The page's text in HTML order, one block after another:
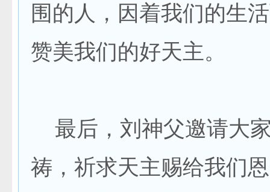
围的人，因着我们的生
赞美我们的好天主。
最后，刘神父邀请大
祷，祈求天主赐给我们